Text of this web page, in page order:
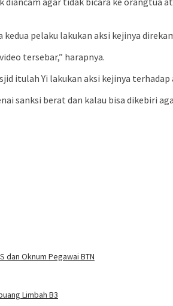
pelaku lakukan aksi kejinya
tersebar,” harapnya.
itulah Yi lakukan aksi kejinya terhadap
sanksi berat dan kalau bisa dikebiri
dan Oknum Pegawai BTN
Limbah B3